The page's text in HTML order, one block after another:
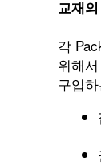
교재
각
위해
구입